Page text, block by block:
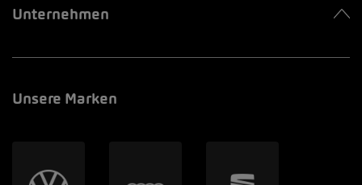
Unternehmen
Unsere Marken